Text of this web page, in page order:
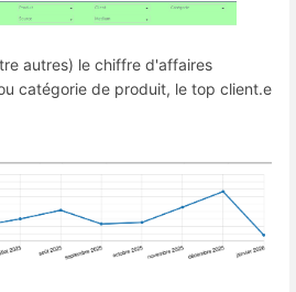
autres) le chiffre d'affaires
catégorie de produit, le top client.e